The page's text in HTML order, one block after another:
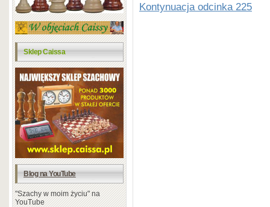
Sklep Caissa
Blog na YouTube
"Szachy w moim życiu" na
YouTube
Kontynuacja odcinka 225